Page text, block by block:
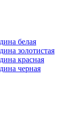
белая
золотистая
красная
черная